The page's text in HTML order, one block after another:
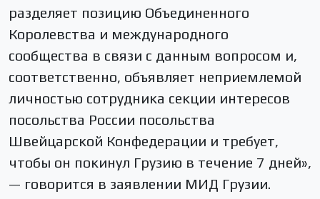
разделяет позицию Объединенного
Королевства и международного
сообщества в связи с данным вопросом и,
соответственно, объявляет неприемлемой
личностью сотрудника секции интересов
посольства России посольства
Швейцарской Конфедерации и требует,
чтобы он покинул Грузию в течение 7 дней»,
— говорится в заявлении МИД Грузии.